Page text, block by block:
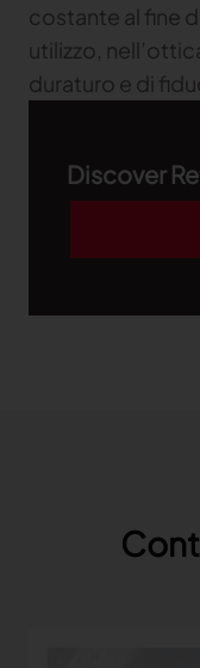
costante al fine
utilizzo,
duraturo e di
Discover